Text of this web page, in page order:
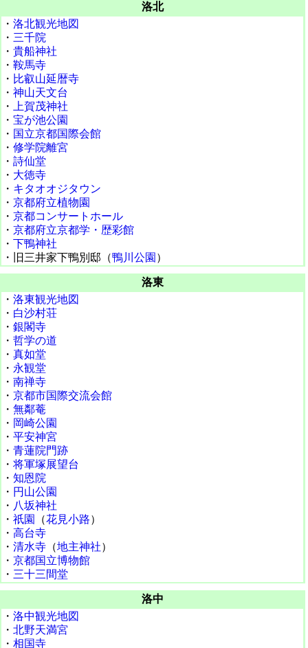
洛北
・ 洛北観光地図
・ 三千院
・ 貴船神社
・ 鞍馬寺
・ 比叡山延暦寺
・ 神山天文台
・
上賀茂神社
・ 宝が池公園
・ 国立京都国際会館
・ 修学院離宮
・ 詩仙堂
・ 大徳寺
・ キタオオジタウン
・ 京都府立植物園
・ 京都コンサートホール
・ 京都府立京都学・歴彩館
・ 下鴨神社
・旧三井家下鴨別邸（鴨川公園 ）
洛東
・ 洛東観光地図
・ 白沙村荘
・ 銀閣寺
・ 哲学の道
・ 真如堂
・ 永観堂
・ 南禅寺
・ 京都市国際交流会館
・ 無鄰菴
・ 岡崎公園
・ 平安神宮
・ 青蓮院門跡
・ 将軍塚展望台
・ 知恩院
・ 円山公園
・ 八坂神社
・ 祇園 （花見小路）
・ 高台寺
・ 清水寺 （地主神社）
・ 京都国立博物館
・ 三十三間堂
洛中
・ 洛中観光地図
・ 北野天満宮
・ 相国寺